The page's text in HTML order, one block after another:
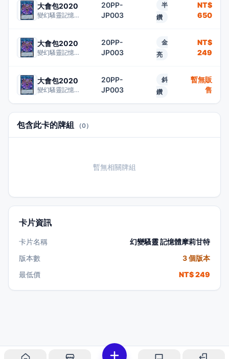
大會包2020
變幻騷靈記憶體摩莉甘
20PP-
JP003
半
鑽
NT$
650
大會包2020
變幻騷靈記憶體摩莉甘
20PP-
JP003
金
亮
NT$
249
大會包2020
變幻騷靈記憶體摩莉甘
20PP-
JP003
斜
鑽
暫無販
售
包含此卡的牌組 （0）
暫無相關牌組
卡片資訊
卡片名稱
幻變騷靈 記憶體摩莉甘特
版本數
3 個版本
最低價
NT$ 249